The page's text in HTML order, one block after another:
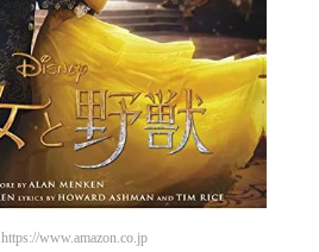
https://www.amazon.co.jp